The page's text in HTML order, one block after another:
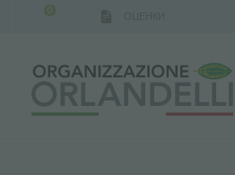
0